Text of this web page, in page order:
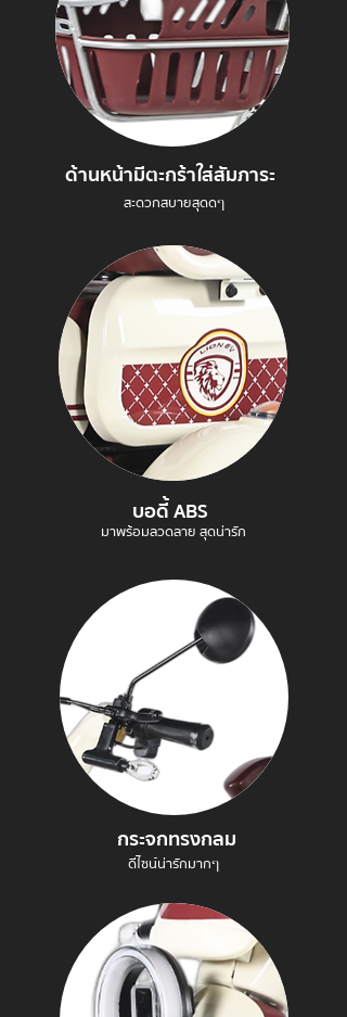
ด้านหน้ามีตะกร้าใส่สัมภาระ
สะดวกสบายสุดดๆ
บอดี้ ABS
มาพร้อมลวดลาย สุดน่ารัก
กระจกทรงกลม
ดีไซน์น่ารักมากๆ